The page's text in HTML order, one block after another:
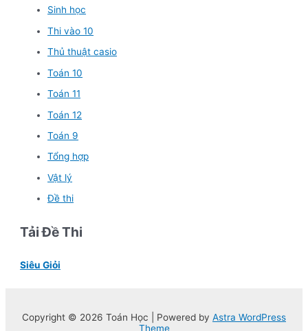
Sinh học
Thi vào 10
Thủ thuật casio
Toán 10
Toán 11
Toán 12
Toán 9
Tổng hợp
Vật lý
Đề thi
Tải Đề Thi
Siêu Giỏi
Copyright © 2026 Toán Học | Powered by Astra WordPress
Theme